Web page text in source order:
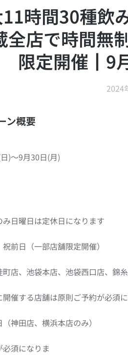
11時間30種
全店で時間無
限定開催┃9
2024
ン概要
)～9月30日(月)
日曜日は定休日になります
前日（一部店舗限定開催）
店、池袋本店、池袋西口店、錦
催する店舗は原則ご予約が必須
神田店、横浜本店のみ）
須になりま